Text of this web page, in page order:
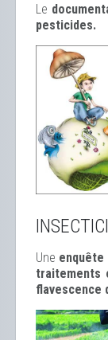
Le
pesticides.
Une enquête
traitements
flavescence